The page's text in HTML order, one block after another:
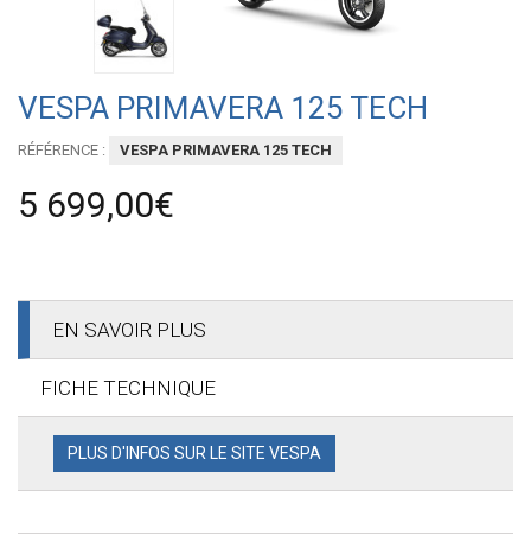
VESPA PRIMAVERA 125 TECH
RÉFÉRENCE : VESPA PRIMAVERA 125 TECH
5 699,00€
EN SAVOIR PLUS
FICHE TECHNIQUE
PLUS D'INFOS SUR LE SITE VESPA